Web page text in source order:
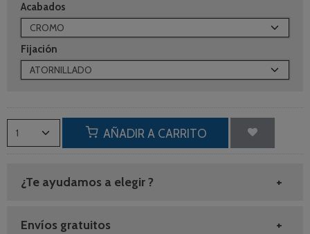
Acabados
Fijación
AÑADIR A CARRITO
¿Te ayudamos a elegir ?
Envíos gratuitos